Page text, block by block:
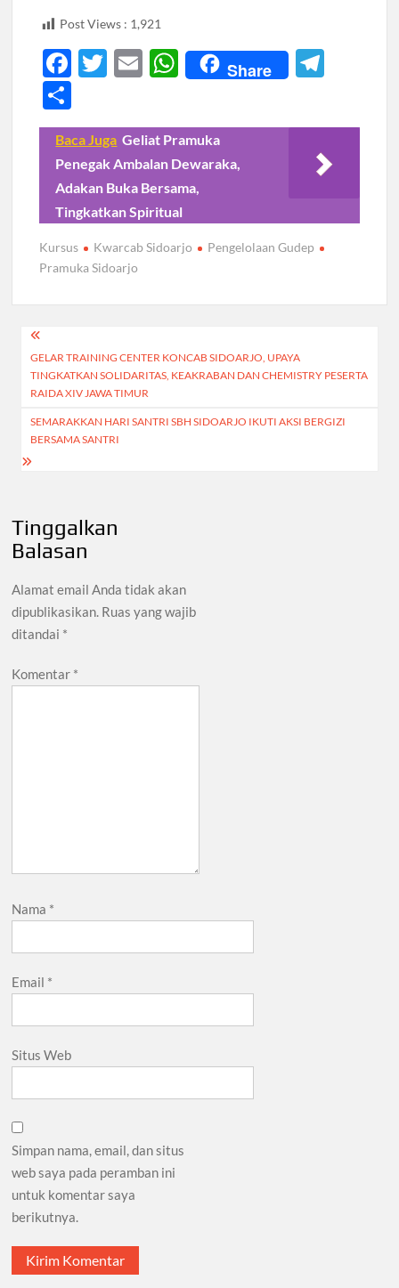
Post Views : 1,921
F
e
b
o
o
k
T
itt
er
E
ail
W
h
at
s
A
p
p
Share
e
gr
a
h
ar
e
Baca Juga Geliat Pramuka
Penegak Ambalan Dewaraka,
Adakan Buka Bersama,
Tingkatkan Spiritual
Kursus Kwarcab Sidoarjo
Pengelolaan Gudep
Pramuka Sidoarjo
Navigasi
pos
GELAR TRAINING CENTER KONCAB SIDOARJO, UPAYA
TINGKATKAN SOLIDARITAS, KEAKRABAN DAN CHEMISTRY PESERTA
RAIDA XIV JAWA TIMUR
SEMARAKKAN HARI SANTRI SBH SIDOARJO IKUTI AKSI BERGIZI
BERSAMA SANTRI
Tinggalkan
Balasan
Alamat email Anda tidak akan
dipublikasikan. Ruas yang wajib
ditandai *
Komentar *
Nama *
Email *
Situs Web
Simpan nama, email, dan situs
web saya pada peramban ini
untuk komentar saya
berikutnya.